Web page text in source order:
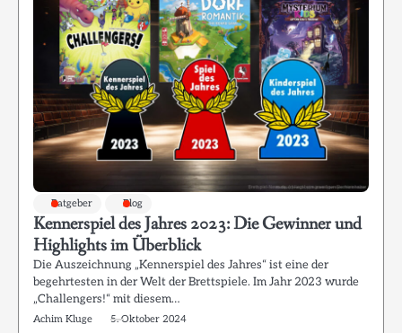
Ratgeber Blog
Kennerspiel des Jahres 2023: Die Gewinner und
Highlights im Überblick
Die Auszeichnung „Kennerspiel des Jahres“ ist eine der
begehrtesten in der Welt der Brettspiele. Im Jahr 2023 wurde
„Challengers!“ mit diesem…
Achim Kluge 5. Oktober 2024